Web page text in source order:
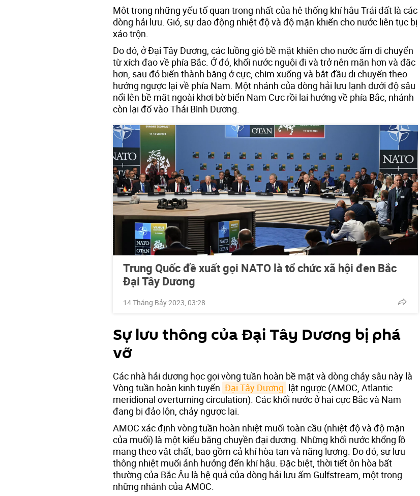
Một trong những yếu tố quan trọng nhất của hệ thống khí hậu Trái đất là các
dòng hải lưu. Gió, sự dao động nhiệt độ và độ mặn khiến cho nước liên tục bị
xáo trộn.
Do đó, ở Đại Tây Dương, các luồng gió bề mặt khiên cho nước ấm di chuyển
từ xích đạo về phía Bắc. Ở đó, khối nước nguội đi và trở nên mặn hơn và đặc
hơn, sau đó biến thành băng ở cực, chìm xuống và bắt đầu di chuyển theo
hướng ngược lại về phía Nam. Một nhánh của dòng hải lưu lạnh dưới độ sâu
nổi lên bề mặt ngoài khơi bờ biển Nam Cực rồi lại hướng về phía Bắc, nhánh
còn lại đổ vào Thái Bình Dương.
Trung Quốc đề xuất gọi NATO là tổ chức xã hội đen Bắc
Đại Tây Dương
14 Tháng Bảy 2023, 03:28
Sự lưu thông của Đại Tây Dương bị phá
vỡ
Các nhà hải dương học gọi vòng tuần hoàn bề mặt và dòng chảy sâu này là
Vòng tuần hoàn kinh tuyến Đại Tây Dương lật ngược (AMOC, Atlantic
meridional overturning circulation). Các khối nước ở hai cực Bắc và Nam
đang bị đảo lộn, chảy ngược lại.
AMOC xác định vòng tuần hoàn nhiệt muối toàn cầu (nhiệt độ và độ mặn
của muối) là một kiểu băng chuyền đại dương. Những khối nước khổng lồ
mang theo vật chất, bao gồm cả khí hòa tan và năng lượng. Do đó, sự lưu
thông nhiệt muối ảnh hưởng đến khí hậu. Đặc biệt, thời tiết ôn hòa bất
thường của Bắc Âu là hệ quả của dòng hải lưu ấm Gulfstream, một trong
những nhánh của AMOC.